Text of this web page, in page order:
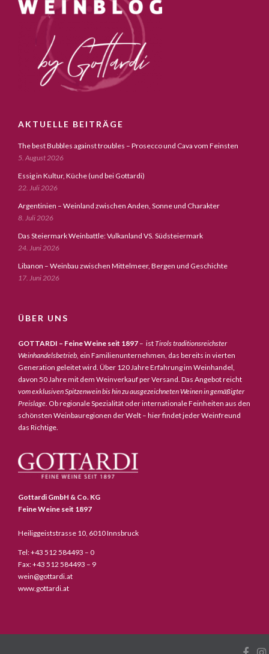
AKTUELLE BEITRÄGE
The best Bubbles against troubles – Prosecco und Cava vom Feinsten
5. August 2026
Essig in Kultur, Küche (und bei Gottardi)
22. Juli 2026
Argentinien – Weinland zwischen Anden, Sonne und Charakter
8. Juli 2026
Das Steiermark Weinbattle: Vulkanland VS. Südsteiermark
24. Juni 2026
Libanon – Weinbau zwischen Mittelmeer, Bergen und Geschichte
17. Juni 2026
ÜBER UNS
GOTTARDI – Feine Weine seit 1897 – istTirols traditionsreichster
Weinhandelsbetrieb, ein Familienunternehmen, das bereits in vierten
Generation geleitet wird. Über 120 Jahre Erfahrung im Weinhandel,
davon 50 Jahre mit dem Weinverkauf per Versand. Das Angebot reicht
vom exklusiven Spitzenwein bis hin zu ausgezeichneten Weinen in gemäßigter
Preislage. Ob regionale Spezialität oder internationale Feinheiten aus den
schönsten Weinbauregionen der Welt – hier findet jeder Weinfreund
das Richtige.
Gottardi GmbH & Co. KG
Feine Weine seit 1897
Heiliggeiststrasse 10, 6010 Innsbruck
Tel: +43 512 584493 – 0
Fax: +43 512 584493 – 9
wein@gottardi.at
www.gottardi.at